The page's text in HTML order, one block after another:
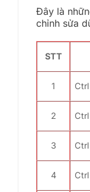
Đây là
chỉnh sửa
STT
1
2
3
4